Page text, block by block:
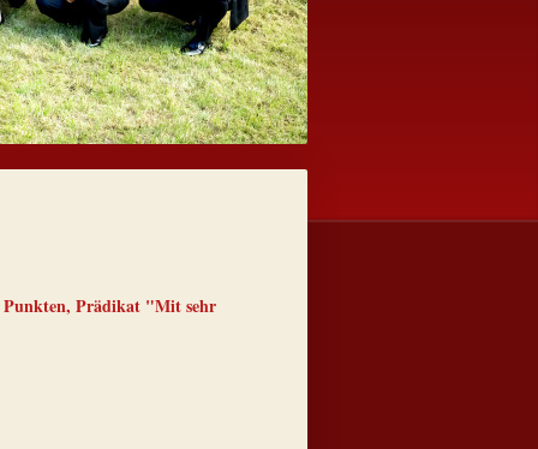
Punkten, Prädikat "Mit sehr